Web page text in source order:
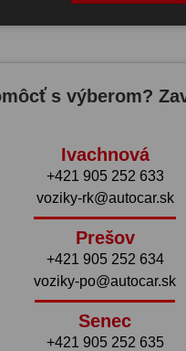
s výberom?
Ivachnová
+421 905 252 633
voziky-rk@autocar.sk
Prešov
+421 905 252 634
voziky-po@autocar.sk
Senec
+421 905 252 635